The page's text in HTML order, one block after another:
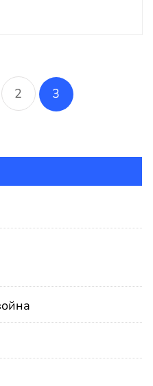
2 3